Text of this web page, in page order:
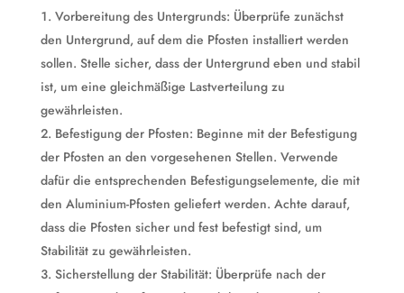
Vorbereitung des Untergrunds: Überprüfe zunächst
den Untergrund, auf dem die Pfosten installiert werden
sollen. Stelle sicher, dass der Untergrund eben und stabil
ist, um eine gleichmäßige Lastverteilung zu
gewährleisten.
Befestigung der Pfosten: Beginne mit der Befestigung
der Pfosten an den vorgesehenen Stellen. Verwende
dafür die entsprechenden Befestigungselemente, die mit
den Aluminium-Pfosten geliefert werden. Achte darauf,
dass die Pfosten sicher und fest befestigt sind, um
Stabilität zu gewährleisten.
Sicherstellung der Stabilität: Überprüfe nach der